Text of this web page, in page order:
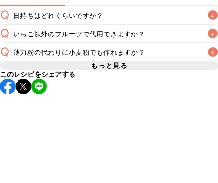
Q 日持ちはどれくらいですか？ +
A
保存期間は冷蔵で翌日中が目安です。なるべくお早めにお召
し上がりください。
こちらの注意事項をご確認の上、正し
Q いちご以外のフルーツで代用できますか？ +
A
ブルーベリーやさくらんぼ、りんごなどお好みのフルーツで
Q 薄力粉の代わりに小麦粉でも作れますか？ +
薄力粉は小麦粉の一種のため、ご家庭にある小麦粉を使用し
てお作りいただけます。小麦粉は粒子の大きさやグルテンと
呼ばれる成分の性質によって、薄力粉、中力粉、強力粉など
もっと見る
このレシピをシェアする